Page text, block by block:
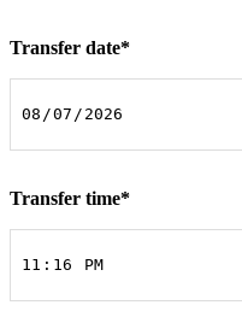
Transfer date*
Transfer time*